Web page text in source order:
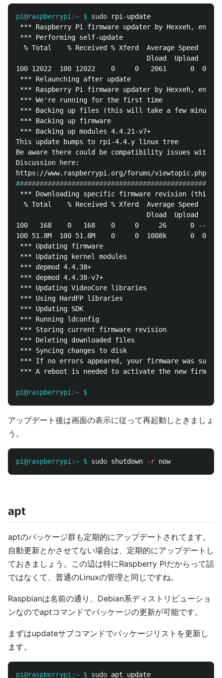
pi@raspberrypi:~ $ sudo
*** Raspberry Pi firmware updater by Hexxeh,
*** Performing self-update
% Total    % Received % Xferd  Average Speed
Dload  Upload
100 12022  100 12022    0     0   2061      0
*** Relaunching after update
*** Raspberry Pi firmware updater by Hexxeh,
*** We're running for the first time
*** Backing up files (this will take a few minutes)
*** Backing up firmware
*** Backing up modules 4.4.21-v7+
This update bumps to rpi-4.4.y linux tree
Be aware there could be compatibility issues with
Discussion here:
#
*** Downloading specific firmware revision (this
% Total    % Received % Xferd  Average Speed
Dload  Upload
100   168    0   168    0     0     26      0 --:--
100 51.8M  100 51.8M    0     0  1008k      0
*** Updating firmware
*** Updating kernel modules
*** depmod 4.4.38+
*** depmod 4.4.38-v7+
*** Updating VideoCore libraries
*** Using HardFP libraries
*** Updating SDK
*** Running ldconfig
*** Storing current firmware revision
*** Deleting downloaded files
*** Syncing changes to disk
*** If no errors appeared, your firmware was
*** A reboot is needed to activate the new firmware
pi@raspberrypi:~ $
アップデート後は画面の表示に従って再起動しときましょ
う。
pi@raspberrypi:~ $ sudo shutdown -r
apt
aptのパッケージ群も定期的にアップデートされてます。
自動更新とかさせてない場合は、定期的にアップデートし
ておきましょう。この辺は特にRaspberry Piだからって話
ではなくて、普通のLinuxの管理と同じですね。
Raspbianは名前の通り、Debian系ディストリビューショ
ンなのでaptコマンドでパッケージの更新が可能です。
まずはupdateサブコマンドでパッケージリストを更新し
ます。
pi@raspberrypi:~ $ sudo